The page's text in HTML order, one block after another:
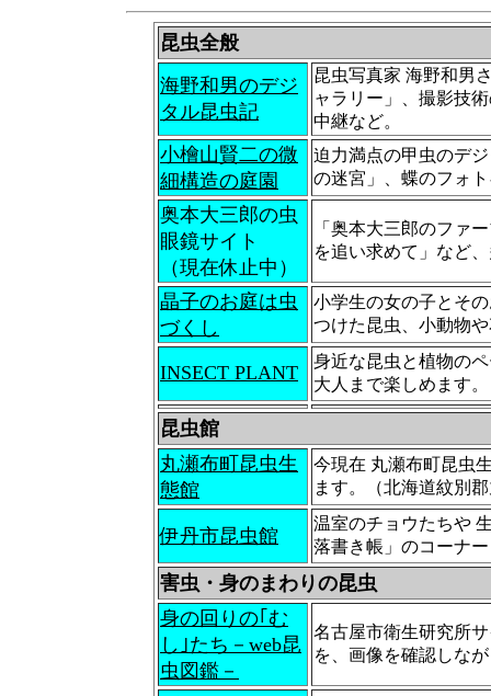
昆虫全般
海野和男のデジ
タル昆虫記
昆虫写真家 海野和男
ャラリー」、撮影技
中継など。
小檜山賢二の微
細構造の庭園
迫力満点の甲虫のデ
の迷宮」、蝶のフォ
奥本大三郎の虫
眼鏡サイト
（現在休止中）
「奥本大三郎のファ
を追い求めて」など
晶子のお庭は虫
づくし
小学生の女の子とそ
つけた昆虫、小動物
INSECT PLANT
身近な昆虫と植物の
大人まで楽しめます。
昆虫館
丸瀬布町昆虫生
態館
今現在 丸瀬布町昆虫
ます。（北海道紋別
伊丹市昆虫館
温室のチョウたちや
落書き帳」のコーナ
害虫・身のまわりの昆虫
身の回りの｢む
し｣たち－web昆
虫図鑑－
名古屋市衛生研究所
を、画像を確認しな